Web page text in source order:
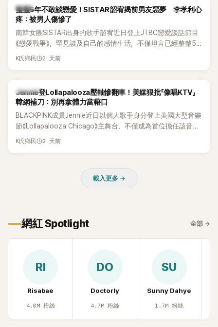
韓星
整整5年不敢談戀愛！SISTAR韶宥揭前男友惡夢 李孝利心
疼：被男人傷慘了
南韓女團SISTAR出身的歌手韶宥近日登上JTBC戀愛談話節目
《戀愛戰爭》，罕見談及自己的感情生活，不僅坦言已經整整5
年沒有談戀愛，更首度透露空窗至今的原因，全與上一段戀情
K氏鄉民 2 天前
K-POP
Jennie登Lollapalooza壓軸慘翻車！美媒狠批「像唱KTV」
韓網補刀：別再拿體力當藉口
BLACKPINK成員Jennie近日以個人歌手身分登上美國大型音樂
節《Lollapalooza Chicago》主舞台，不僅成為首位擔任該音樂
節Headliner（壓軸主秀）的K-POP女SOLO歌手，寫下全新紀
K氏鄉民 2 天前
載入更多 →
網紅 Spotlight 全部 →
RI
Risabae
4.0M 粉絲
DO
Doctorly
4.7M 粉絲
SU
Sunny Dahye
1.7M 粉絲